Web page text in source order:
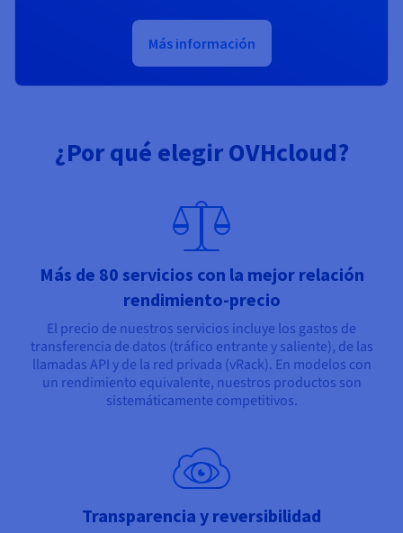
Más información
¿Por qué elegir OVHcloud?
Más de 80 servicios con la mejor relación
rendimiento-precio
El precio de nuestros servicios incluye los gastos de
transferencia de datos (tráfico entrante y saliente), de las
llamadas API y de la red privada (vRack). En modelos con
un rendimiento equivalente, nuestros productos son
sistemáticamente competitivos.
Transparencia y reversibilidad